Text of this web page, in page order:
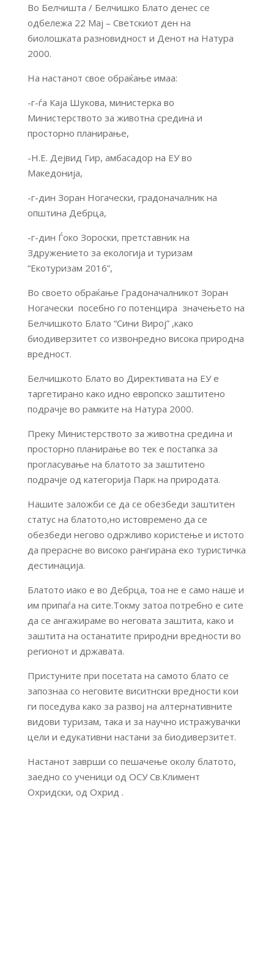
Во Белчишта / Белчишко Блато денес се
одбележа 22 Мај – Светскиот ден на
биолошката разновидност и Денот на Натура
2000.
На настанот свое обраќање имаа:
-г-ѓа Каја Шукова, министерка во
Министерството за животна средина и
просторно планирање,
-Н.Е. Дејвид Гир, амбасадор на ЕУ во
Македонија,
-г-дин Зоран Ногачески, градоначалник на
општина Дебрца,
-г-дин Ѓоко Зороски, претставник на
Здружението за екологија и туризам
“Екотуризам 2016”,
Во своето обраќање Градоначалникот Зоран
Ногачески посебно го потенцира значењето на
Белчишкото Блато “Сини Вирој” ,како
биодиверзитет со извонредно висока природна
вредност.
Белчишкото Блато во Директивата на ЕУ е
таргетирано како идно европско заштитено
подрачје во рамките на Натура 2000.
Преку Министерството за животна средина и
просторно планирање во тек е постапка за
прогласување на блатото за заштитено
подрачје од категорија Парк на природата.
Нашите заложби се да се обезбеди заштитен
статус на блатото,но истовремено да се
обезбеди негово одржливо користење и истото
да прерасне во високо рангирана еко туристичка
дестинација.
Блатото иако е во Дебрца, тоа не е само наше и
им припаѓа на сите.Токму затоа потребно е сите
да се ангажираме во неговата заштита, како и
заштита на останатите природни вредности во
регионот и државата.
Пристуните при посетата на самото блато се
запознаа со неговите виситнски вредности кои
ги поседува како за развој на алтернативните
видови туризам, така и за научно истражувачки
цели и едукативни настани за биодиверзитет.
Настанот заврши со пешачење околу блатото,
заедно со ученици од ОСУ Св.Климент
Охридски, од Охрид .